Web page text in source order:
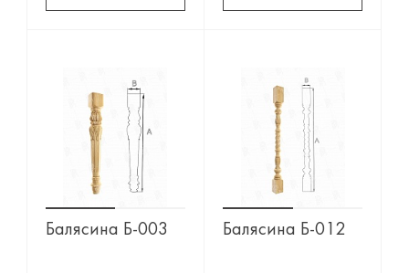
Балясина Б-003 Балясина Б-012